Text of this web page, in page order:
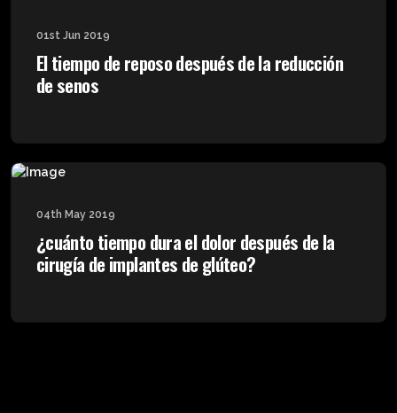
01st Jun 2019
El tiempo de reposo después de la reducción
de senos
04th May 2019
¿cuánto tiempo dura el dolor después de la
cirugía de implantes de glúteo?